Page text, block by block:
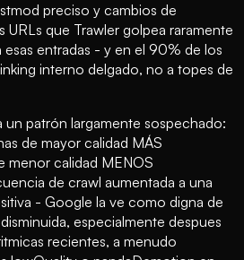
preciso y cambios de
que Trawler golpea raramente
entradas - y en el 90% de los
interno delgado, no a topes de
un patrón largamente sospechado:
de mayor calidad MÁS
menor calidad MENOS
de crawl aumentada a una
- Google la ve como digna de
especialmente despues
recientes, a menudo